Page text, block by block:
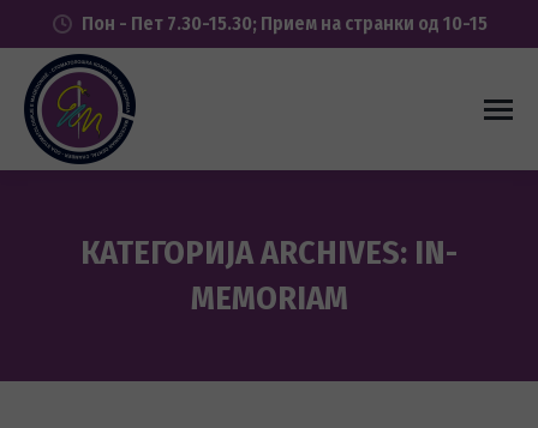
Пон - Пет 7.30-15.30; Прием на странки од 10-15
КАТЕГОРИЈА ARCHIVES: IN-
MEMORIAM